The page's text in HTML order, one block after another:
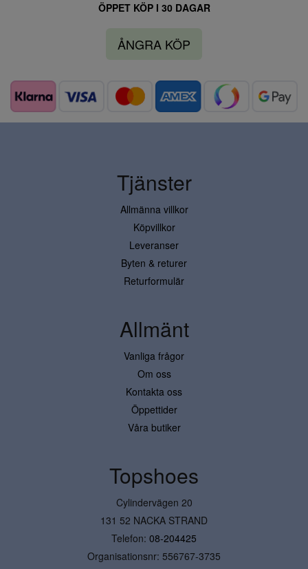
ÖPPET KÖP I 30 DAGAR
ÅNGRA KÖP
Tjänster
Allmänna villkor
Köpvillkor
Leveranser
Byten & returer
Returformulär
Allmänt
Vanliga frågor
Om oss
Kontakta oss
Öppettider
Våra butiker
Topshoes
Cylindervägen 20
131 52 NACKA STRAND
Telefon: 08-204425
Organisationsnr: 556767-3735